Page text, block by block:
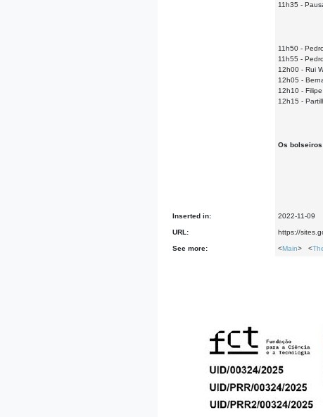
11h35 -
11h50 -
11h55 -
12h00 - Rui
12h05 -
12h10 -
12h15 -
Os bolseiros
Inserted in: 2022-11-09
URL: https://
See more: <Main> <